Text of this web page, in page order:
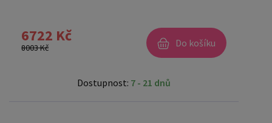
6722 Kč
8003 Kč Do košíku
Dostupnost: 7 - 21 dnů